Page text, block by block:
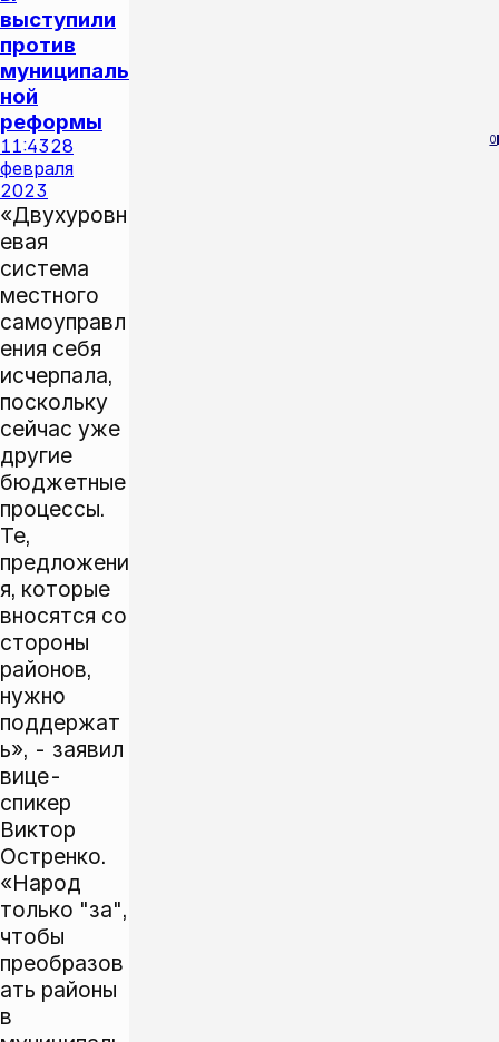
выступили
против
муниципаль
ной
реформы
11:4328
февраля
2023
0
«Двухуровн
евая
система
местного
самоуправл
ения себя
исчерпала,
поскольку
сейчас уже
другие
бюджетные
процессы.
Те,
предложени
я, которые
вносятся со
стороны
районов,
нужно
поддержат
ь», - заявил
вице-
спикер
Виктор
Остренко.
«Народ
только "за",
чтобы
преобразов
ать районы
в